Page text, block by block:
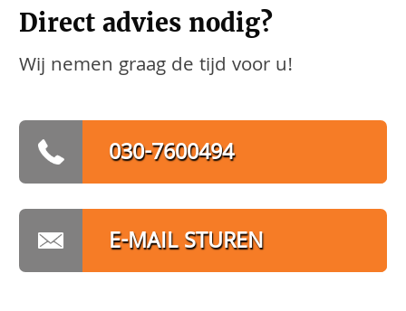
Direct advies nodig?
Wij nemen graag de tijd voor u!
030-7600494
E-MAIL STUREN